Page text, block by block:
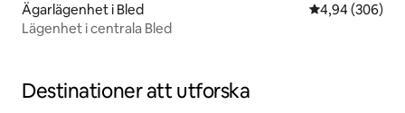
Ägarlägenhet i Bled 4,94 av 5 i
4,94 (306)
Lägenhet i centrala Bled
Destinationer att utforska